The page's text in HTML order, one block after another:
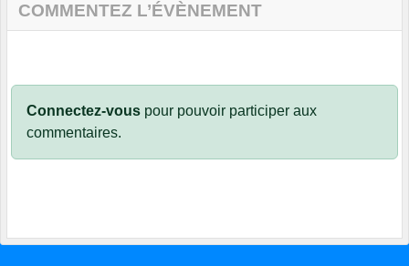
COMMENTEZ L’ÉVÈNEMENT
Connectez-vous pour pouvoir participer aux
commentaires.